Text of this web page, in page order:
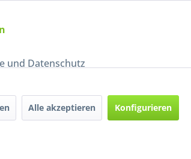
und Datenschutz
Alle akzeptieren Konfigurieren